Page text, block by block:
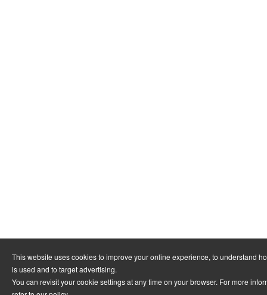
This website uses cookies to improve your online experience, to understand
is used and to target advertising.
You can revisit your cookie settings at any time on your browser. For more